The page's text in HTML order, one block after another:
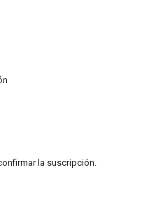
la suscripción.